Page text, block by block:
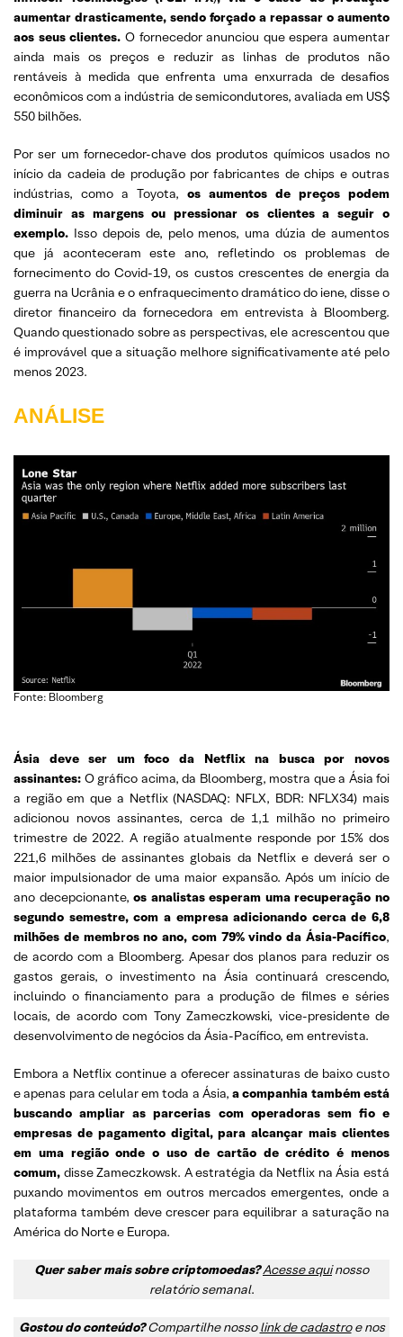
aumentar drasticamente, sendo forçado a repassar o aumento
aos seus clientes. O fornecedor anunciou que espera aumentar
ainda mais os preços e reduzir as linhas de produtos não
rentáveis ​​à medida que enfrenta uma enxurrada de desafios
econômicos com a indústria de semicondutores, avaliada em US$
550 bilhões.
Por ser um fornecedor-chave dos produtos químicos usados ​​no
início da cadeia de produção por fabricantes de chips e outras
indústrias, como a Toyota, os aumentos de preços podem
diminuir as margens ou pressionar os clientes a seguir o
exemplo. Isso depois de, pelo menos, uma dúzia de aumentos
que já aconteceram este ano, refletindo os problemas de
fornecimento do Covid-19, os custos crescentes de energia da
guerra na Ucrânia e o enfraquecimento dramático do iene, disse o
diretor financeiro da fornecedora em entrevista à Bloomberg.
Quando questionado sobre as perspectivas, ele acrescentou que
é improvável que a situação melhore significativamente até pelo
menos 2023.
ANÁLISE
Fonte: Bloomberg
Ásia deve ser um foco da Netflix na busca por novos
assinantes: O gráfico acima, da Bloomberg, mostra que a Ásia foi
a região em que a Netflix (NASDAQ: NFLX, BDR: NFLX34) mais
adicionou novos assinantes, cerca de 1,1 milhão no primeiro
trimestre de 2022. A região atualmente responde por 15% dos
221,6 milhões de assinantes globais da Netflix e deverá ser o
maior impulsionador de uma maior expansão. Após um início de
ano decepcionante, os analistas esperam uma recuperação no
segundo semestre, com a empresa adicionando cerca de 6,8
milhões de membros no ano, com 79% vindo da Ásia-Pacífico,
de acordo com a Bloomberg. Apesar dos planos para reduzir os
gastos gerais, o investimento na Ásia continuará crescendo,
incluindo o financiamento para a produção de filmes e séries
locais, de acordo com Tony Zameczkowski, vice-presidente de
desenvolvimento de negócios da Ásia-Pacífico, em entrevista.
Embora a Netflix continue a oferecer assinaturas de baixo custo
e apenas para celular em toda a Ásia,a companhia também está
buscando ampliar as parcerias com operadoras sem fio e
empresas de pagamento digital, para alcançar mais clientes
em uma região onde o uso de cartão de crédito é menos
comum, disse Zameczkowsk. A estratégia da Netflix na Ásia está
puxando movimentos em outros mercados emergentes, onde a
plataforma também deve crescer para equilibrar a saturação na
América do Norte e Europa.
Quer saber mais sobre criptomoedas?Acesse aquinosso
relatório semanal.
Gostou do conteúdo?Compartilhe nossolink de cadastroe nos